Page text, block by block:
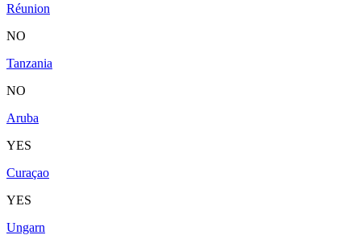
Réunion
NO
Tanzania
NO
Aruba
YES
Curaçao
YES
Ungarn